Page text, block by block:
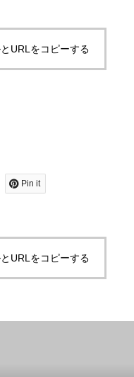
URLをコピーする
Pin it
URLをコピーする